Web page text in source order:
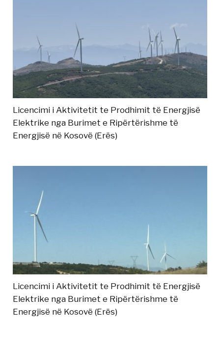
Licencimi i Aktivitetit te Prodhimit të Energjisë
Elektrike nga Burimet e Ripërtërishme të
Energjisë në Kosovë (Erës)
Licencimi i Aktivitetit te Prodhimit të Energjisë
Elektrike nga Burimet e Ripërtërishme të
Energjisë në Kosovë (Erës)